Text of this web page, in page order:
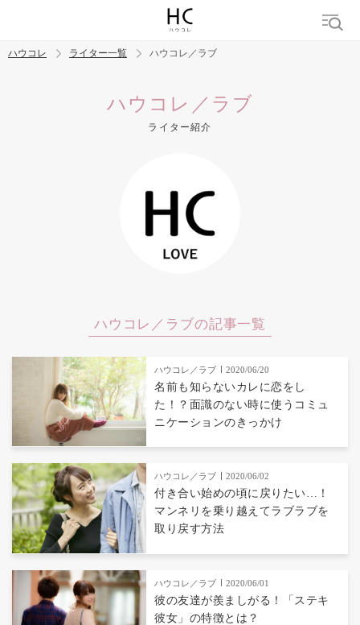
ハウコレ ライター一覧 ハウコレ／ラブ
ハウコレ／ラブ
ライター紹介
ハウコレ／ラブの記事一覧
ハウコレ／ラブ 2020/06/20
名前も知らないカレに恋をし
た！？面識のない時に使うコミュ
ニケーションのきっかけ
ハウコレ／ラブ 2020/06/02
付き合い始めの頃に戻りたい…！
マンネリを乗り越えてラブラブを
取り戻す方法
ハウコレ／ラブ 2020/06/01
彼の友達が羨ましがる！「ステキ
彼女」の特徴とは？